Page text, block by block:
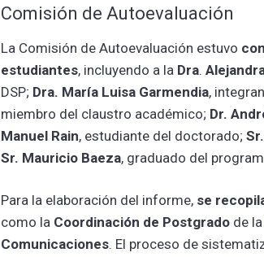
Comisión de Autoevaluación
La Comisión de Autoevaluación estuvo
estudiantes, incluyendo a la Dra.
DSP; Dra. María Luisa Garmendia,
miembro del claustro académico; Dr.
Manuel Rain, estudiante del doctorado;
Sr. Mauricio Baeza, graduado del
Para la elaboración del informe, se
como la Coordinación de Postgrado de
Comunicaciones. El proceso de